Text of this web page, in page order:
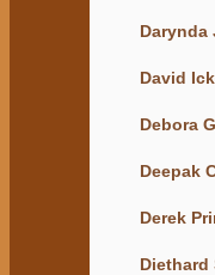
Darynda
David
Debora
Deepak
Derek
Diethard